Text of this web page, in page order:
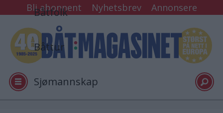
Bli abonnent Nyhetsbrev Annonsere
Båtfolk
Båttur
Sjømannskap